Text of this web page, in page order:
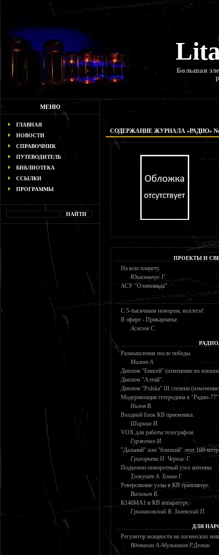
Большая
МЕНЮ
ГЛАВНАЯ
НОВОСТИ
СПРАВОЧНИК
ПУТЕВОДИТЕЛЬ
БИБЛИОТЕКА
ССЫЛКИ
ПРОГРАММЫ
СОДЕРЖАНИЕ ЖУРНАЛА «РАДИО» №
ПРОЕКТЫ И
На всю планету.
Юшкявичус Г.
АСУ "Олимпиада".
С 5-тысячным номером, коллеги!
В эфире - Прикарпатье.
Аслезов С.
Размышления после победы.
Малеев А.
Диплом "Енисей" (изменение во
Диплом "Алтай".
Диплом "Polska" III степени
Модернизация гетеродина в "Радио-
Нилов В.
Входной блок КВ приемника.
Шарнин И.
VOX для работы телеграфом.
Гурженко И.
"Дальний" или "близкий" этот 160-
Григорьева Н. Черкас Г.
Подъемно-поворотный узел антенны.
Толкушев А. Хонин Г.
Реверсивные узлы в КВ трансивере.
Васильев В.
К140МА1 в КВ аппаратуре.
Громаковский В. Залевский П.
ДЛЯ
Регулятор мощности на логических
Вдовикин А.Абульханов Р.Демин